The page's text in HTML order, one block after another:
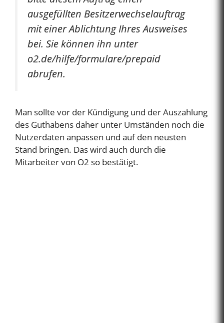
ausgefüllten Besitzerwechselauftrag
mit einer Ablichtung Ihres Ausweises
bei. Sie können ihn unter
o2.de/hilfe/formulare/prepaid
abrufen.
Man sollte vor der Kündigung und der Auszahlung
des Guthabens daher unter Umständen noch die
Nutzerdaten anpassen und auf den neusten
Stand bringen. Das wird auch durch die
Mitarbeiter von O2 so bestätigt.